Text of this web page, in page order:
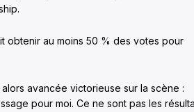
obtenir au moins 50 % des votes pour
alors avancée victorieuse sur la scène :
pour moi. Ce ne sont pas les